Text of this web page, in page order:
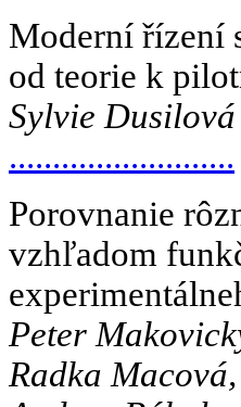
Moderní řízení
od teorie k
Sylvie
..........................
Porovnanie
vzhľadom
Peter
Radka